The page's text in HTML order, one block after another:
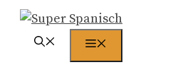
Zum
Inhalt